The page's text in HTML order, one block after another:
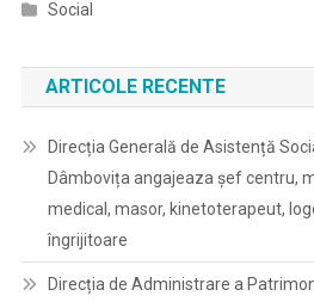
Social
ARTICOLE RECENTE
Direcția Generală de Asistență
Dâmbovița angajeaza șef centru,
medical, masor, kinetoterapeut,
îngrijitoare
Direcția de Administrare a